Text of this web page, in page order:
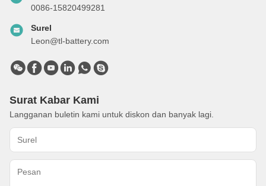
0086-15820499281
Surel
Leon@tl-battery.com
Surat Kabar Kami
Langganan buletin kami untuk diskon dan banyak lagi.